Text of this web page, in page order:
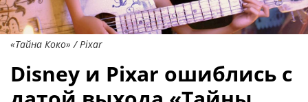
«Тайна Коко» / Pixar
Disney и Pixar ошиблись с